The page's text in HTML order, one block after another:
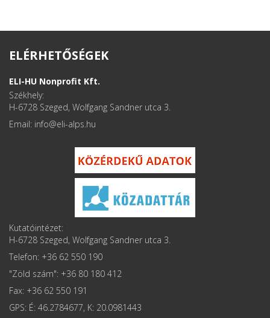
ELÉRHETŐSÉGEK
ELI-HU Nonprofit Kft.
Székhely:
H-6728 Szeged, Wolfgang Sandner utca 3.
Email: info
Kutatóintézet:
H-6728 Szeged, Wolfgang Sandner utca 3.
Telefon: +36 62 550 190
"Zöld szám": +36 80 180 412
Fax: +36 62 550 191
GPS: É: 46.2784677, K: 20.0981443